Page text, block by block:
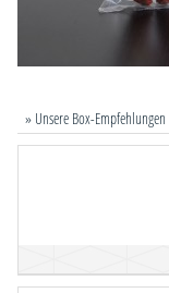
» Unsere Box-Empfehlungen